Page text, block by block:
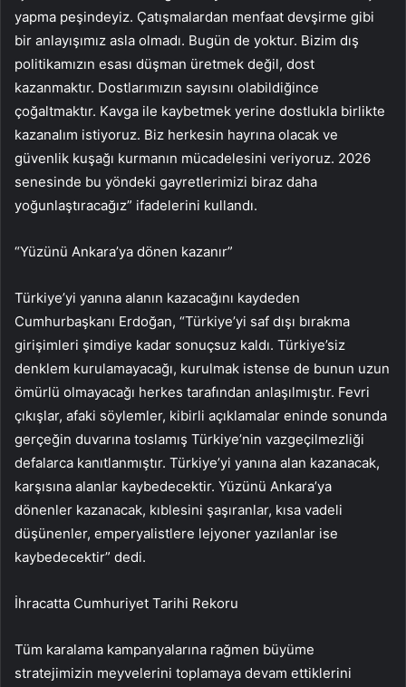
yapma peşindeyiz. Çatışmalardan menfaat devşirme gibi
bir anlayışımız asla olmadı. Bugün de yoktur. Bizim dış
politikamızın esası düşman üretmek değil, dost
kazanmaktır. Dostlarımızın sayısını olabildiğince
çoğaltmaktır. Kavga ile kaybetmek yerine dostlukla birlikte
kazanalım istiyoruz. Biz herkesin hayrına olacak ve
güvenlik kuşağı kurmanın mücadelesini veriyoruz. 2026
senesinde bu yöndeki gayretlerimizi biraz daha
yoğunlaştıracağız” ifadelerini kullandı.
“Yüzünü Ankara’ya dönen kazanır”
Türkiye’yi yanına alanın kazacağını kaydeden
Cumhurbaşkanı Erdoğan, “Türkiye’yi saf dışı bırakma
girişimleri şimdiye kadar sonuçsuz kaldı. Türkiye’siz
denklem kurulamayacağı, kurulmak istense de bunun uzun
ömürlü olmayacağı herkes tarafından anlaşılmıştır. Fevri
çıkışlar, afaki söylemler, kibirli açıklamalar eninde sonunda
gerçeğin duvarına toslamış Türkiye’nin vazgeçilmezliği
defalarca kanıtlanmıştır. Türkiye’yi yanına alan kazanacak,
karşısına alanlar kaybedecektir. Yüzünü Ankara’ya
dönenler kazanacak, kıblesini şaşıranlar, kısa vadeli
düşünenler, emperyalistlere lejyoner yazılanlar ise
kaybedecektir” dedi.
İhracatta Cumhuriyet Tarihi Rekoru
Tüm karalama kampanyalarına rağmen büyüme
stratejimizin meyvelerini toplamaya devam ettiklerini